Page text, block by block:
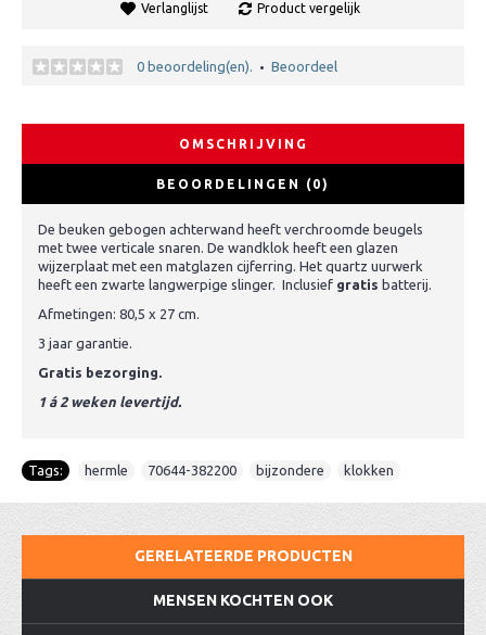
Verlanglijst Product vergelijk
0 beoordeling(en). • Beoordeel
OMSCHRIJVING
BEOORDELINGEN (0)
De beuken gebogen achterwand heeft verchroomde beugels
met twee verticale snaren. De wandklok heeft een glazen
wijzerplaat met een matglazen cijferring. Het quartz uurwerk
heeft een zwarte langwerpige slinger. Inclusief gratis batterij.
Afmetingen: 80,5 x 27 cm.
3 jaar garantie.
Gratis bezorging.
1 á 2 weken levertijd.
Tags: hermle 70644-382200 bijzondere klokken
GERELATEERDE PRODUCTEN
MENSEN KOCHTEN OOK